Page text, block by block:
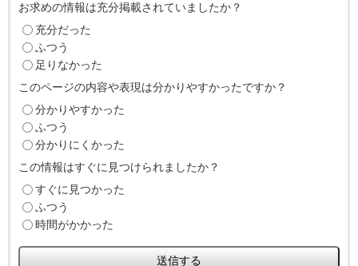
お求めの情報は充分掲載されていましたか？
充分だった
ふつう
足りなかった
このページの内容や表現は分かりやすかったですか？
分かりやすかった
ふつう
分かりにくかった
この情報はすぐに見つけられましたか？
すぐに見つかった
ふつう
時間がかかった